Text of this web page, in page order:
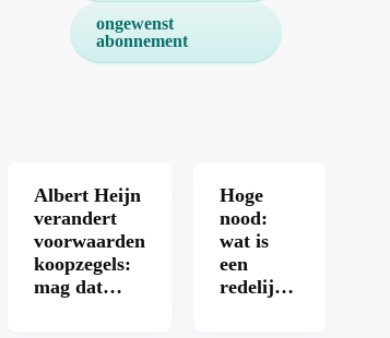
ongewenst
abonnement
Albert Heijn
verandert
voorwaarden
koopzegels:
mag dat
Hoge
nood:
wat is
een
redelijke